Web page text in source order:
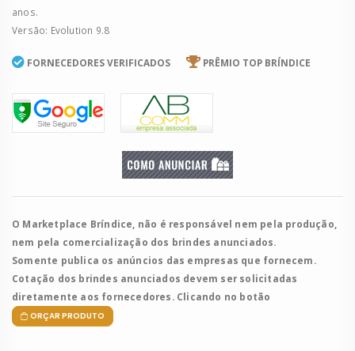
anos.
Versão: Evolution 9.8
FORNECEDORES VERIFICADOS PRÊMIO TOP BRÍNDICE
O Marketplace Bríndice, não é responsável nem pela produção,
nem pela comercialização dos brindes anunciados.
Somente publica os anúncios das empresas que fornecem.
Cotação dos brindes anunciados devem ser solicitadas
diretamente aos fornecedores. Clicando no botão
ORÇAR PRODUTO